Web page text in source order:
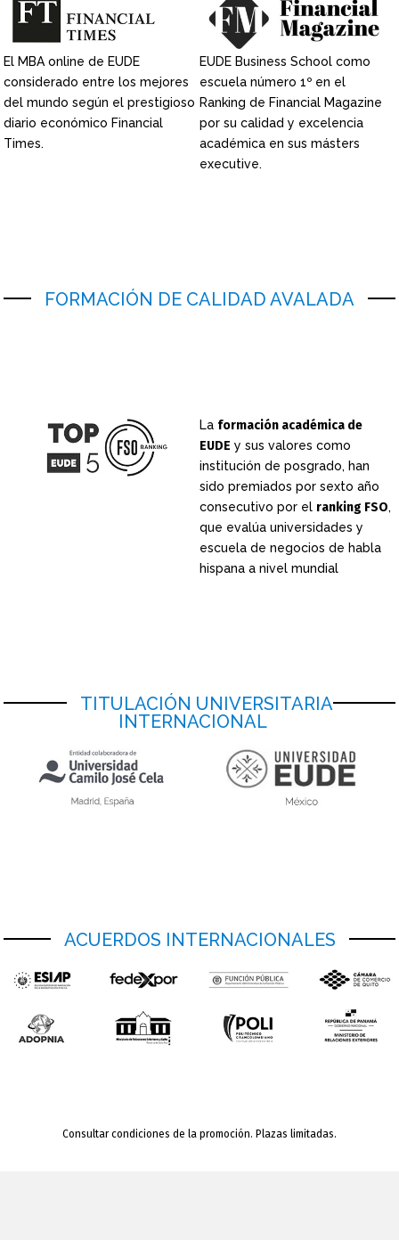
El MBA online de EUDE
considerado entre los mejores
del mundo según el prestigioso
diario económico Financial
Times.
EUDE Business School como
escuela número 1º en el
Ranking de Financial Magazine
por su calidad y excelencia
académica en sus másters
executive.
FORMACIÓN DE CALIDAD AVALADA
La formación académica de
EUDE y sus valores como
institución de posgrado, han
sido premiados por sexto año
consecutivo por el ranking FSO,
que evalúa universidades y
escuela de negocios de habla
hispana a nivel mundial
TITULACIÓN UNIVERSITARIA
INTERNACIONAL
ACUERDOS INTERNACIONALES
Consultar condiciones de la promoción. Plazas limitadas.